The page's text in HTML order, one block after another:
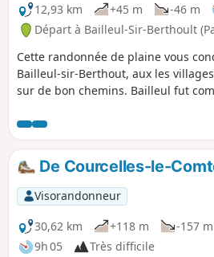
12,93 km
+45 m -46 m
Départ à Bailleul-Sir-Berthoult
Cette randonnée de plaine vous
Bailleul-sir-Berthout, aux les
sur de bon chemins. Bailleul fut
fit voter une loi pour que les
école.
De Courcelles-le-
Visorandonneur
30,62 km
+118 m
-157 m
9h 05
Très difficile